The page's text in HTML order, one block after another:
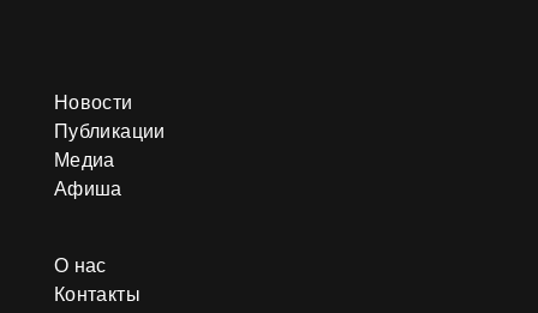
Новости
Публикации
Медиа
Афиша
О нас
Контакты